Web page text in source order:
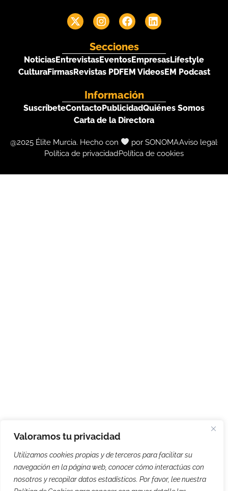
Valoramos tu privacidad
Utilizamos cookies propias y de terceros para facilitar su
navegación en la página web, conocer cómo interactúas con
nosotros y recopilar datos estadísticos. Por favor, lee nuestra
Secciones
NoticiasEntrevistasEventosEmpresasLifestyle
CulturaFirmasRevistas PDFEM VideosEM Podcast
Información
SuscríbeteContactoPublicidadQuiénes Somos
Carta de la Directora
@2025 Élite Murcia. Hecho con por SONOMAAviso legal
Política de privacidadPolítica de cookies